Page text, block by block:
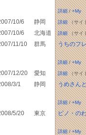
詳細/+My
10/6 静岡 詳細（サイ
10/6 北海道 詳細（サイ
11/10 群馬 うちのフ
詳細/+My
12/20 愛知 詳細（サイ
3/1 静岡 うめさん
詳細/+My
5/20 東京 ピノ・の
詳細/+My